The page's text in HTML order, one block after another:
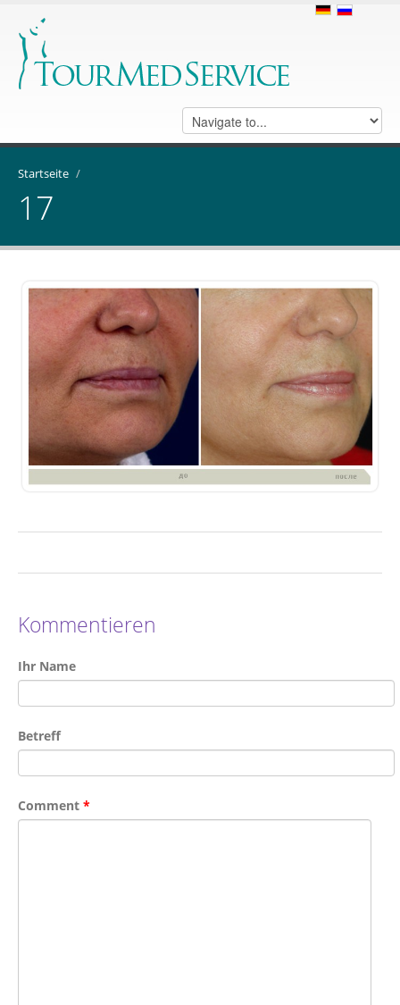
Startseite /
17
Kommentieren
Ihr Name
Betreff
Comment *